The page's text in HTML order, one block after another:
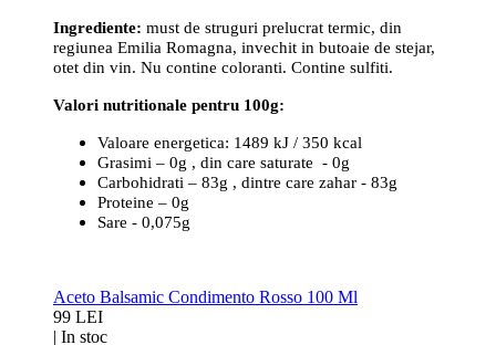
Ingrediente: must de struguri prelucrat termic, din
regiunea Emilia Romagna, invechit in butoaie de stejar,
otet din vin. Nu contine coloranti. Contine sulfiti.
Valori nutritionale pentru 100g:
Valoare energetica: 1489 kJ / 350 kcal
Grasimi – 0g , din care saturate - 0g
Carbohidrati – 83g , dintre care zahar - 83g
Proteine – 0g
Sare - 0,075g
Aceto Balsamic Condimento Rosso 100 Ml
99 LEI
| In stoc